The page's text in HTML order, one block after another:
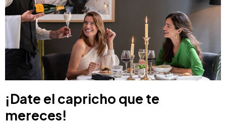
¡Date el capricho que te
mereces!